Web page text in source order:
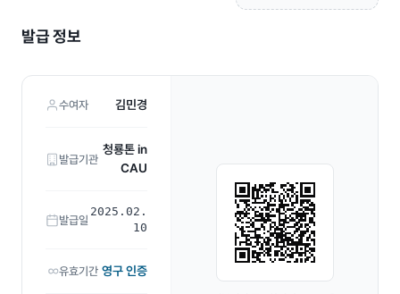
발급 정보
수여자 김민경
발급기관
청룡톤 in
CAU
발급일
2025.02.
10
유효기간 영구 인증